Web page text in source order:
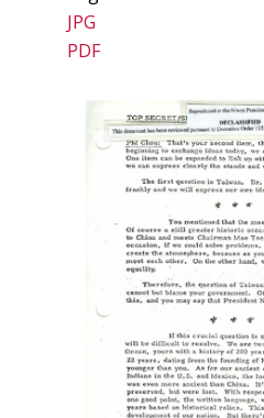
JPG
PDF